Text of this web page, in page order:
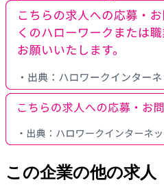
この企業の他の求人